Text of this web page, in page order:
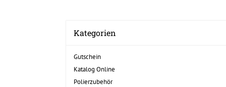
Kategorien
Gutschein
Katalog Online
Polierzubehör